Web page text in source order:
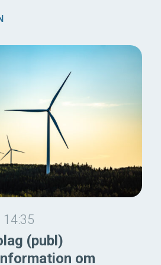
(publ)
om